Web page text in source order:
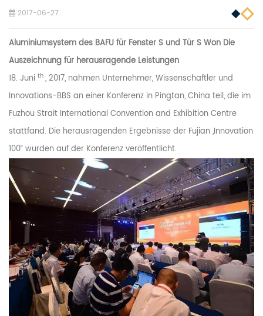
2017-06-27
Aluminiumsystem des BAFUfür FensterS und TürSWon Die
Auszeichnung für herausragende Leistungen
18. Juni th, 2017, nahmen Unternehmer, Wissenschaftler und
Innovations-BBS an einer Konferenz in Pingtan, China teil, die im
Fuzhou Strait International Convention and Exhibition Centre
stattfand. Die herausragenden Ergebnisse der Fujian „Innovation
100“ wurden auf der Konferenz veröffentlicht.